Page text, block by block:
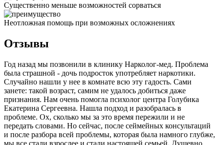
Существенно меньше возможностей сорваться
Неотложная помощь при возможных осложнениях
Отзывы
Год назад мы позвонили в клинику Нарколог-мед. Проблема
была страшной - дочь подросток употребляет наркотики.
Случайно нашли у нее в комнате всю эту гадость. Сами
занете: такой возраст, самим не удалось добиться даже
признания. Нам очень помогла психолог центра Голубика
Екатерина Сергеевна. Нашла подход и разобралась в
проблеме. Ох, сколько мы за это время пережили и не
передать словами. Но сейчас, после сеймейных консультаций
и после разбора всей проблемы, которая была намного глубже,